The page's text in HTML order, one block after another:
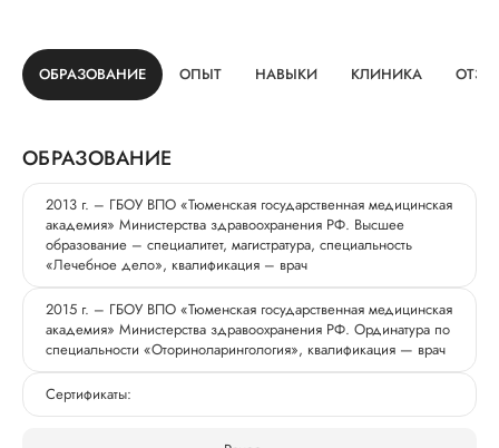
ОБРАЗОВАНИЕ ОПЫТ НАВЫКИ КЛИНИКА
ОБРАЗОВАНИЕ
2013 г. – ГБОУ ВПО «Тюменская государственная медицинская
академия» Министерства здравоохранения РФ. Высшее
образование – специалитет, магистратура, специальность
«Лечебное дело», квалификация – врач
2015 г. – ГБОУ ВПО «Тюменская государственная медицинская
академия» Министерства здравоохранения РФ. Ординатура по
специальности «Оториноларингология», квалификация — врач
Сертификаты: